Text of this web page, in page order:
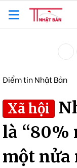
Điểm tin Nhật Bản
Xã hội
là “80%
một nửa